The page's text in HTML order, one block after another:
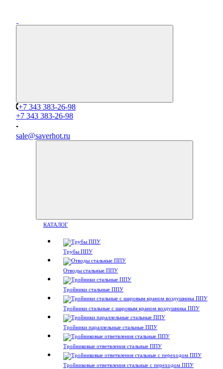
+7 343 383-26-98
+7 343 383-26-98
sale@saverhot.ru
КАТАЛОГ
Трубы ППУ
Отводы стальные ППУ
Тройники стальные ППУ
Тройники стальные с шаровым краном воздушника ППУ
Тройники параллельные стальные ППУ
Тройниковые ответвления стальные ППУ
Тройниковые ответвления стальные с переходом ППУ